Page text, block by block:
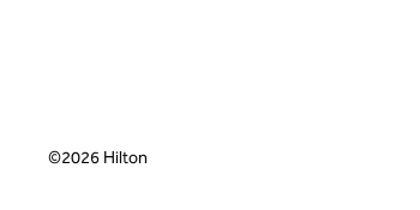
©2026 Hilton